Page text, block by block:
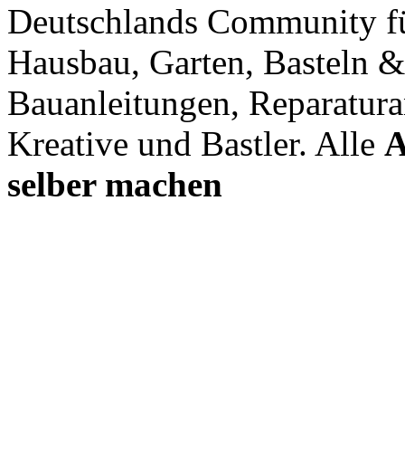
Deutschlands Community
Hausbau, Garten, Basteln
Bauanleitungen,
Kreative und Bastler. Alle
selber machen